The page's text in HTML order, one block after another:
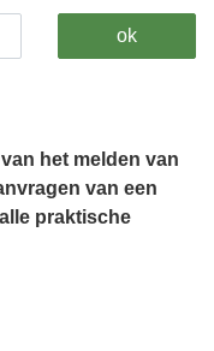
ok
het melden van
van een
praktische